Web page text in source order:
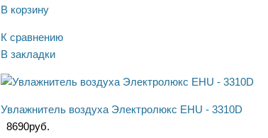
В корзину
К сравнению
В закладки
Увлажнитель воздуха Электролюкс EHU - 3310D
8690руб.